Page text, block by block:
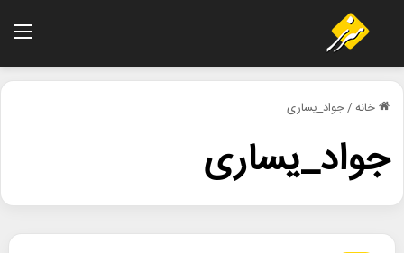
خانه/جواد_یساری
جواد_یساری